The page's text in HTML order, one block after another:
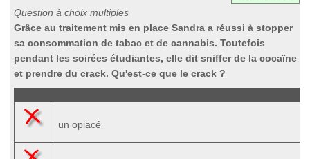
Question à choix multiples
Grâce au traitement mis en place Sandra a réussi à stopper
sa consommation de tabac et de cannabis. Toutefois
pendant les soirées étudiantes, elle dit sniffer de la cocaïne
et prendre du crack. Qu'est-ce que le crack ?
un opiacé